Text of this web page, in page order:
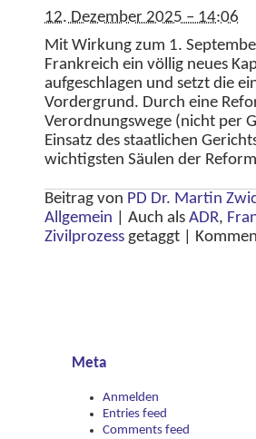
12. Dezember 2025 – 14:06
Mit Wirkung zum 1.
Frankreich ein völlig neues
aufgeschlagen und setzt die
Vordergrund. Durch eine
Verordnungswege (nicht per
Einsatz des staatlichen
wichtigsten Säulen der
Beitrag von PD Dr. Martin
Allgemein
Auch als ADR,
Zivilprozess getaggt
Meta
Anmelden
Entries feed
Comments feed